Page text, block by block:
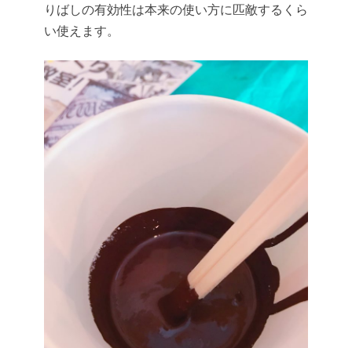
りばしの有効性は本来の使い方に匹敵するくら
い使えます。